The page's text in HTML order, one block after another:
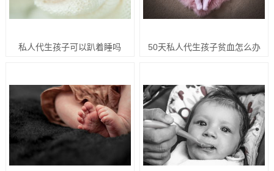
私人代生孩子可以趴着睡吗 50天私人代生孩子贫血怎么办